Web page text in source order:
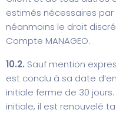
estimés nécessaires par
néanmoins le droit
Compte MANAGEO.
10.2. Sauf mention
est conclu à sa date
initiale ferme de 30
initiale, il est renouvelé